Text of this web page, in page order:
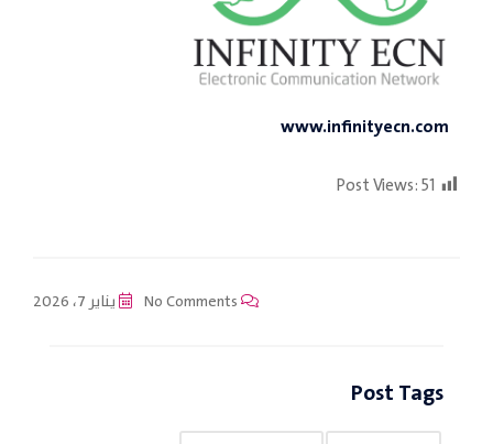
www.infinityecn.com
Post Views:51
يناير 7، 2026
Post Tags